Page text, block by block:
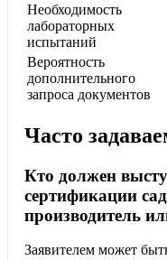
Необходимость
лабораторных
испытаний
Вероятность
дополнительного
запроса документов
Часто
Кто должен
сертификации
производитель
Заявителем может